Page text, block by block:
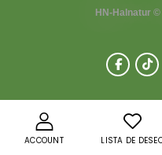
HN-Halnatur
ACCOUNT LISTA DE